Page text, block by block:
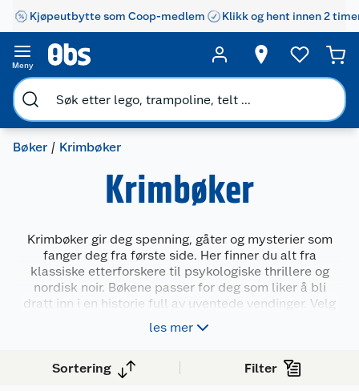
Kjøpeutbytte som Coop-medlem Klikk og hent innen 2
Meny
Bøker Krimbøker
Krimbøker
Krimbøker gir deg spenning, gåter og mysterier som
fanger deg fra første side. Her finner du alt fra
klassiske etterforskere til psykologiske thrillere og
nordisk noir. Bøkene passer for deg som liker å bli
dratt inn i en historie full av uventede vendinger. Velg
blant kjente forfattere og nye stemmer – i både
pocket, innbundet og e-bokformat. Enten du leser på
som liker å gjette hvem som står bak.
les mer
Sortering Filter